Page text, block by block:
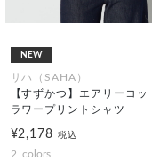
NEW
サハ（SAHA）
【すずかつ】エアリーコッ
ラワープリントシャツ
¥2,178税込
2 colors